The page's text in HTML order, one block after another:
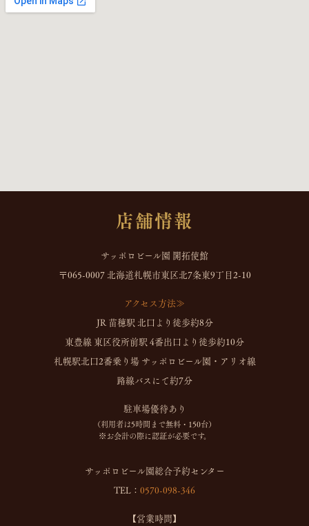
店舗情報
サッポロビール園 開拓使館
〒065-0007 北海道札幌市東区北7条東9丁目2-10
アクセス方法≫
JR 苗穂駅 北口より徒歩約8分
東豊線 東区役所前駅 4番出口より徒歩約10分
札幌駅北口2番乗り場 サッポロビール園・アリオ線
路線バスにて約7分
駐車場優待あり
（利用者は5時間まで無料・150台）
※お会計の際に認証が必要です。
サッポロビール園総合予約センター
TEL： 0570-098-346
【営業時間】